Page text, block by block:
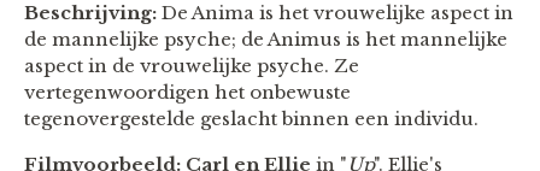
Beschrijving: De Anima is het vrouwelijke aspect in
de mannelijke psyche; de Animus is het mannelijke
aspect in de vrouwelijke psyche. Ze
vertegenwoordigen het onbewuste
tegenovergestelde geslacht binnen een individu.
Filmvoorbeeld: Carl en Ellie in " Up". Ellie's